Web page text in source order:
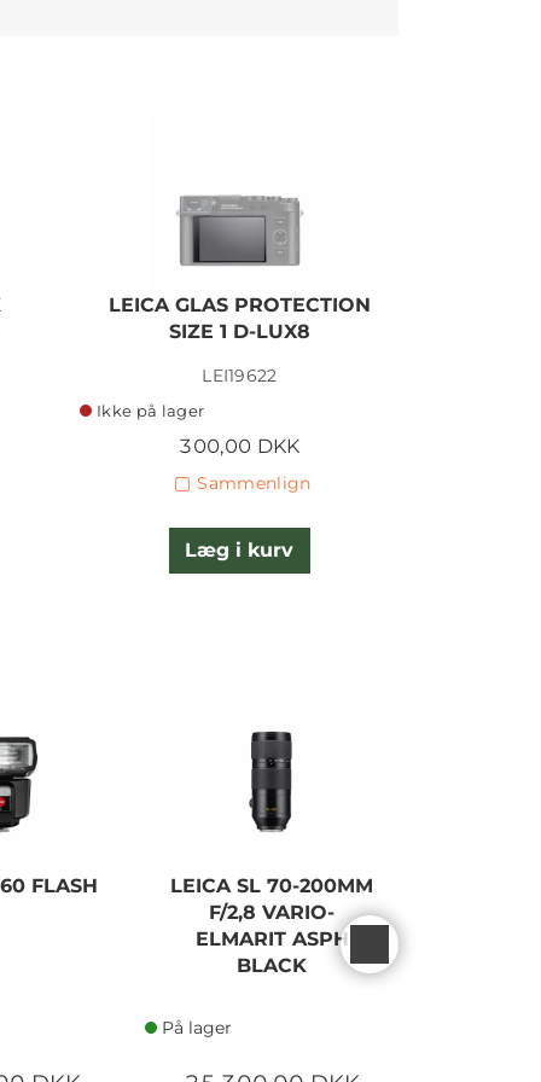
LEICA GLAS PROTECTION
SIZE 1 D-LUX8
LEI19622
Ikke på lager
300,00 DKK
Sammenlign
Læg i kurv
FLASH
LEICA SL 70-200MM
F/2,8 VARIO-
ELMARIT ASPH
BLACK
På lager